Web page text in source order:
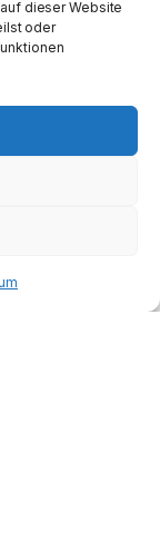
dieser Website
oder
nur grob
Das
werden
erneut
nach
zustehen